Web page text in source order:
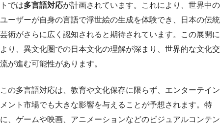
トでは多言語対応が計画されています。これにより、世界中の
ユーザーが自身の言語で浮世絵の生成を体験でき、日本の伝統
芸術がさらに広く認知されると期待されています。この展開に
より、異文化圏での日本文化の理解が深まり、世界的な文化交
流が進む可能性があります。
この多言語対応は、教育や文化保存に限らず、エンターテイン
メント市場でも大きな影響を与えることが予想されます。特
に、ゲームや映画、アニメーションなどのビジュアルコンテン